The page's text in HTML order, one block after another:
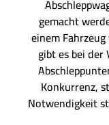
gemacht
einem
gibt es bei
Konkurrenz,
Notwendigkeit